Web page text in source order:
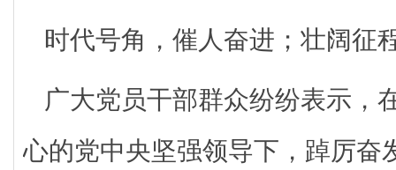
时代号角，催人奋进；壮阔征
广大党员干部群众纷纷表示，
心的党中央坚强领导下，踔厉奋